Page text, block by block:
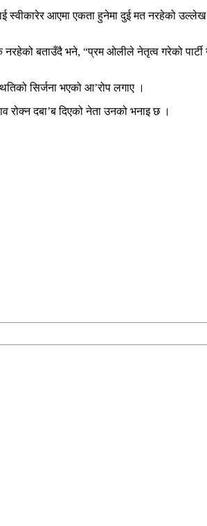
आएमा एकता हुनेमा दुई मत नरहेको
बताउँदै भने, “प्रम ओलीले नेतृत्व गरेको पार्टी
सिर्जना भएको आ’रोप लगाए ।
रोक्न दबा’ब दिएको नेता उनको भनाइ छ ।